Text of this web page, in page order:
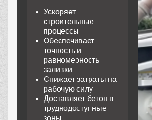
Ускоряет
строительные
процессы
Обеспечивает
точность и
равномерность
заливки
Снижает затраты на
рабочую силу
Доставляет бетон в
труднодоступные
зоны